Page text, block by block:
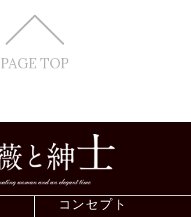
PAGE TOP
コンセプト